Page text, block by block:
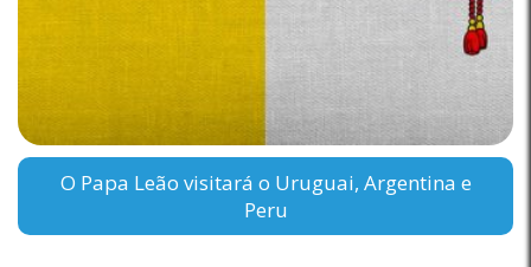
O Papa Leão visitará o Uruguai, Argentina e
Peru